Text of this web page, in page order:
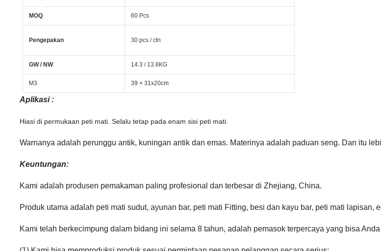
MOQ 60 Pcs
Pengepakan 30 pcs / ctn
GW / NW 14.3 / 13.8KG
M3 39 × 31x20cm
Aplikasi :
Hiasi di permukaan peti mati. Selalu tetap pada enam sisi peti mati.
Warnanya adalah perunggu antik, kuningan antik dan emas. Materinya adalah paduan seng. Dan itu
Keuntungan:
Kami adalah produsen pemakaman paling profesional dan terbesar di Zhejiang, China.
Produk utama adalah peti mati sudut, ayunan bar, peti mati Fitting, besi dan kayu bar, peti mati lapisan,
Kami telah berkecimpung dalam bidang ini selama 8 tahun, adalah pemasok terpercaya yang bisa